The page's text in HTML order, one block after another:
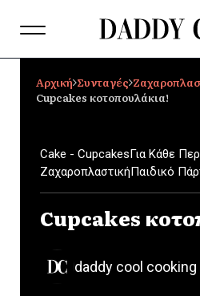
Αρχική Συνταγές
Cupcakes κοτοπουλάκια!
Cake - CupcakesΓια Κάθε
ΖαχαροπλαστικήΠαιδικό
Cupcakes
daddy cool cooking